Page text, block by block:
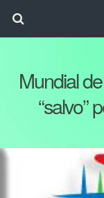
Mundial
“salvo”